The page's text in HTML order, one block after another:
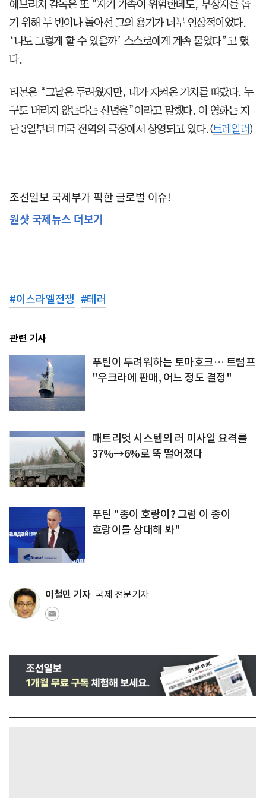
애브리치 감독은 또 “자기 가족이 위험한데도, 부상자를 돕
기 위해 두 번이나 돌아선 그의 용기가 너무 인상적이었다.
‘나도 그렇게 할 수 있을까’ 스스로에게 계속 물었다”고 했
다.
티본은 “그날은 두려웠지만, 내가 지켜온 가치를 따랐다. 누
구도 버리지 않는다는 신념을”이라고 말했다. 이 영화는 지
난 3일부터 미국 전역의 극장에서 상영되고 있다.(트레일러)
조선일보 국제부가 픽한 글로벌 이슈!
원샷 국제뉴스 더보기
#이스라엘전쟁 #테러
관련 기사
푸틴이 두려워하는 토마호크… 트럼프
"우크라에 판매, 어느 정도 결정"
패트리엇 시스템의 러 미사일 요격률
37%→6%로 뚝 떨어졌다
푸틴 "종이 호랑이? 그럼 이 종이
호랑이를 상대해 봐"
이철민 기자 국제 전문기자